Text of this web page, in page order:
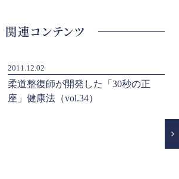
関連コンテンツ
2011.12.02
柔道整復師が開発した「30秒の正
座」健康法（vol.34）